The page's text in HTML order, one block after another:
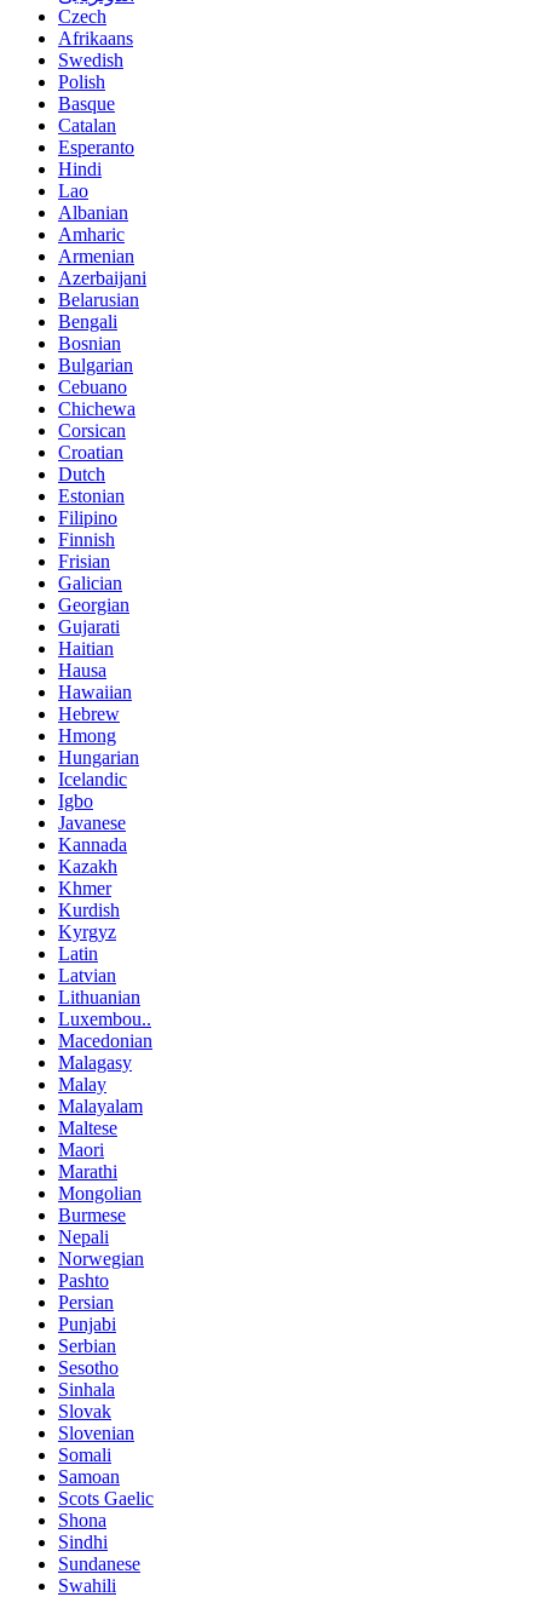
Czech
Afrikaans
Swedish
Polish
Basque
Catalan
Esperanto
Hindi
Lao
Albanian
Amharic
Armenian
Azerbaijani
Belarusian
Bengali
Bosnian
Bulgarian
Cebuano
Chichewa
Corsican
Croatian
Dutch
Estonian
Filipino
Finnish
Frisian
Galician
Georgian
Gujarati
Haitian
Hausa
Hawaiian
Hebrew
Hmong
Hungarian
Icelandic
Igbo
Javanese
Kannada
Kazakh
Khmer
Kurdish
Kyrgyz
Latin
Latvian
Lithuanian
Luxembou..
Macedonian
Malagasy
Malay
Malayalam
Maltese
Maori
Marathi
Mongolian
Burmese
Nepali
Norwegian
Pashto
Persian
Punjabi
Serbian
Sesotho
Sinhala
Slovak
Slovenian
Somali
Samoan
Scots Gaelic
Shona
Sindhi
Sundanese
Swahili